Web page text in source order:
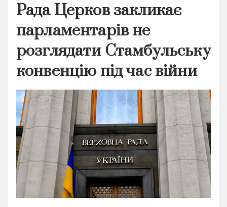
Рада Церков закликає
парламентарів не
розглядати Стамбульську
конвенцію під час війни